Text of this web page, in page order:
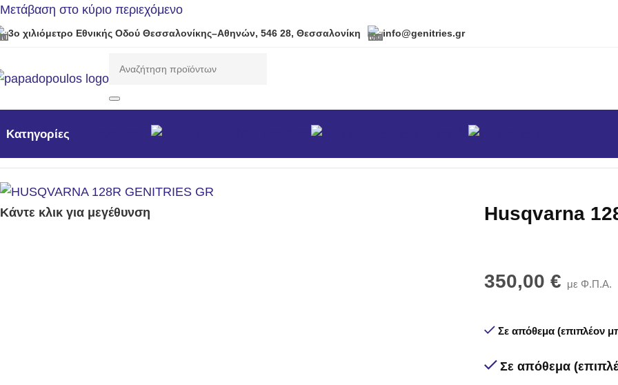
Μετάβαση στο κύριο περιεχόμενο
3ο χιλιόμετρο Εθνικής Οδού Θεσσαλονίκης–Αθηνών, 546 28, Θεσσαλονίκη info@genitries.gr
Κατηγορίες
Κάντε κλικ για μεγέθυνση Husqvarna
350,00 € με Φ.Π.Α.
Σε απόθεμα (επιπλέον
Σε απόθεμα